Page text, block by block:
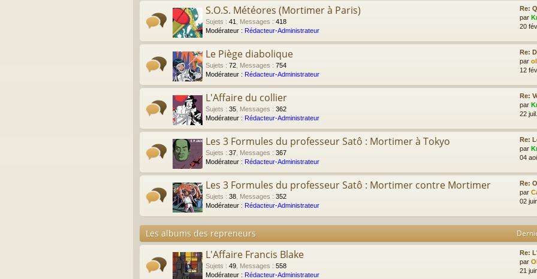
S.O.S. Météores (Mortimer à Paris)
Sujets : 41 Messages : 418
Modérateur : Rédacteur-Administrateur
Re:
par
20
Le Piège diabolique
Sujets : 72 Messages : 754
Modérateur : Rédacteur-Administrateur
Re:
par
12
L'Affaire du collier
Sujets : 35 Messages : 362
Modérateur : Rédacteur-Administrateur
Re:
par
22
Les 3 Formules du professeur Satô : Mortimer à Tokyo
Sujets : 37 Messages : 367
Modérateur : Rédacteur-Administrateur
Re:
par
04
Les 3 Formules du professeur Satô : Mortimer contre Mortimer
Sujets : 38 Messages : 352
Modérateur : Rédacteur-Administrateur
Re:
par
02
Les albums des repreneurs
L'Affaire Francis Blake
Sujets : 49 Messages : 558
Modérateur : Rédacteur-Administrateur
Re:
par
21